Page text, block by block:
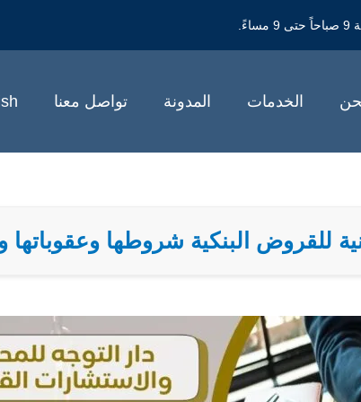
الخدمات المدونة تواصل معنا
للقروض البنكية شروطها وعقوباتها